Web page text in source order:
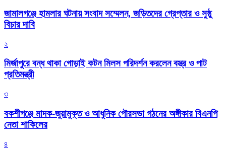
জামালগঞ্জে হামলার ঘটনায় সংবাদ সম্মেলন, জড়িতদের গ্রেপ্তার ও সুষ্ঠু
বিচার দাবি
২
মির্জাপুরে বন্ধ থাকা গোড়াই কটন মিলস পরিদর্শন করলেন বস্ত্র ও পাট
প্রতিমন্ত্রী
৩
বকশীগঞ্জে মাদক-জুয়ামুক্ত ও আধুনিক পৌরসভা গঠনের অঙ্গীকার বিএনপি
নেতা শাকিলের
৪